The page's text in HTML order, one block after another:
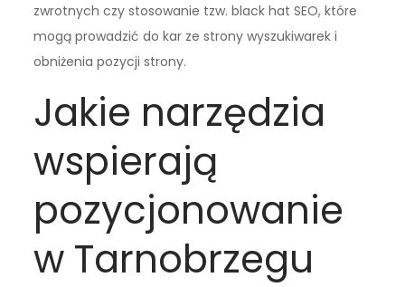
zwrotnych czy stosowanie tzw. black hat SEO, które
mogą prowadzić do kar ze strony wyszukiwarek i
obniżenia pozycji strony.
Jakie narzędzia
wspierają
pozycjonowanie
w Tarnobrzegu